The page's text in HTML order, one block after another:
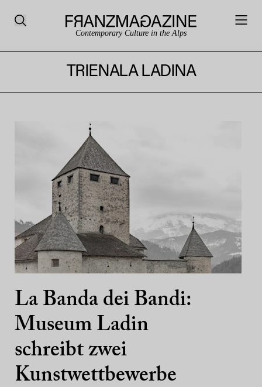
Contemporary Culture in the Alps
TRIENALA LADINA
La Banda dei Bandi:
Museum Ladin
schreibt zwei
Kunstwettbewerbe